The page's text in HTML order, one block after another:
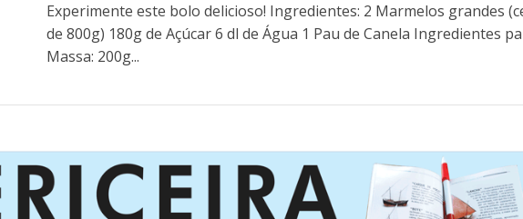
Experimente este bolo delicioso! Ingredientes: 2 Marmelos grandes
de 800g) 180g de Açúcar 6 dl de Água 1 Pau de Canela Ingredientes
Massa: 200g...